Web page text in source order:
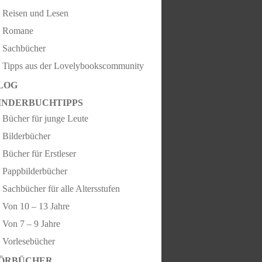
Reisen und Lesen
Romane
Sachbücher
Tipps aus der Lovelybookscommunity
Bücher für junge Leute
Bilderbücher
Bücher für Erstleser
Pappbilderbücher
Sachbücher für alle Altersstufen
Von 10 – 13 Jahre
Von 7 – 9 Jahre
Vorlesebücher